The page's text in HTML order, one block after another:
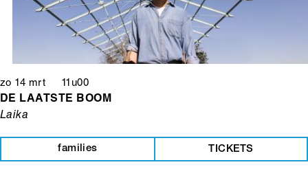
zo 14 mrt 11u00
DE LAATSTE BOOM
Laika
families TICKETS